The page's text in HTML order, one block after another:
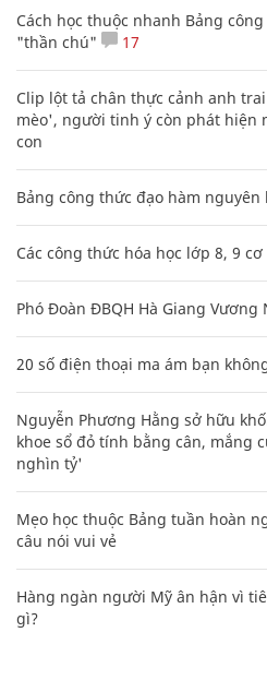
Cách học thuộc nhanh Bảng
"thần chú"
17
Clip lột tả chân thực cảnh anh
mèo', người tinh ý còn phát hiện
con
Bảng công thức đạo hàm
Các công thức hóa học lớp 8, 9
Phó Đoàn ĐBQH Hà Giang Vương
20 số điện thoại ma ám bạn
Nguyễn Phương Hằng sở hữu
khoe sổ đỏ tính bằng cân, mắng
nghìn tỷ'
Mẹo học thuộc Bảng tuần hoàn
câu nói vui vẻ
Hàng ngàn người Mỹ ân hận vì
gì?